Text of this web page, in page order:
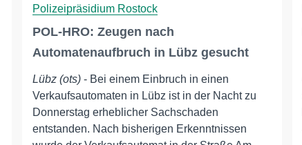
Polizeipräsidium Rostock
POL-HRO: Zeugen nach
Automatenaufbruch in Lübz gesucht
Lübz (ots)- Bei einem Einbruch in einen
Verkaufsautomaten in Lübz ist in der Nacht zu
Donnerstag erheblicher Sachschaden
entstanden. Nach bisherigen Erkenntnissen